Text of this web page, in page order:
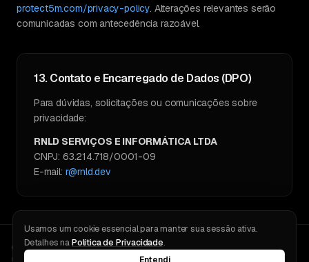
protect5m.com/privacy-policy. Alterações relevantes serão
comunicadas com antecedência razoável.
13. Contato e Encarregado de Dados (DPO)
Para dúvidas, solicitações ou comunicações sobre
privacidade:
RNLD SERVIÇOS E INFORMÁTICA LTDA
CNPJ: 63.214.718/0001-09
E-mail: r@rnld.dev
© 2026 · RNLD SERVIÇOS E INFORMÁTICA LTDA
CNPJ 63.214.718/0001-09
Usamos um cookie essencial para manter sua sessão ativa.
Detalhes naPolítica de Privacidade.